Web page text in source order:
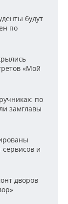
будут
по
«Мой
по
замглавы
и
дворов